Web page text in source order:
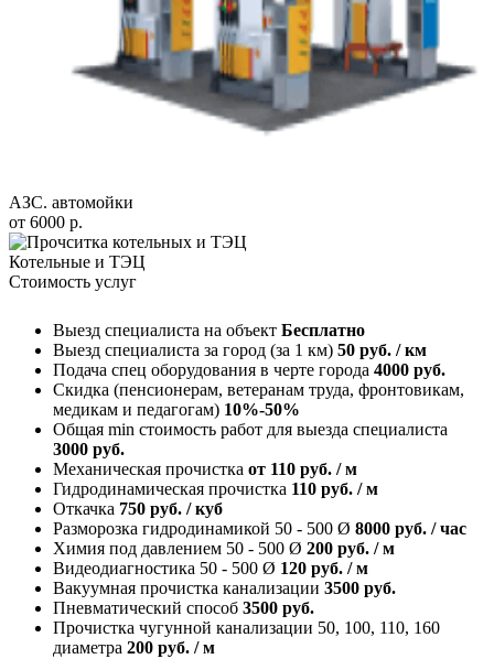
АЗС. автомойки
от 6000 р.
Котельные и ТЭЦ
Стоимость услуг
Выезд специалиста на объект Бесплатно
Выезд специалиста за город (за 1 км) 50 руб. / км
Подача спец оборудования в черте города 4000 руб.
Скидка (пенсионерам, ветеранам труда, фронтовикам,
медикам и педагогам) 10%-50%
Общая min стоимость работ для выезда специалиста
3000 руб.
Механическая прочистка от 110 руб. / м
Гидродинамическая прочистка 110 руб. / м
Откачка 750 руб. / куб
Разморозка гидродинамикой 50 - 500 Ø 8000 руб. / час
Химия под давлением 50 - 500 Ø 200 руб. / м
Видеодиагностика 50 - 500 Ø 120 руб. / м
Вакуумная прочистка канализации 3500 руб.
Пневматический способ 3500 руб.
Прочистка чугунной канализации 50, 100, 110, 160
диаметра 200 руб. / м